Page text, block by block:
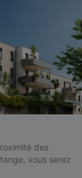
des
vous serez